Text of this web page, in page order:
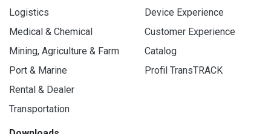
Logistics
Medical & Chemical
Mining, Agriculture & Farm
Port & Marine
Rental & Dealer
Transportation
Device Experience
Customer Experience
Catalog
Profil TransTRACK